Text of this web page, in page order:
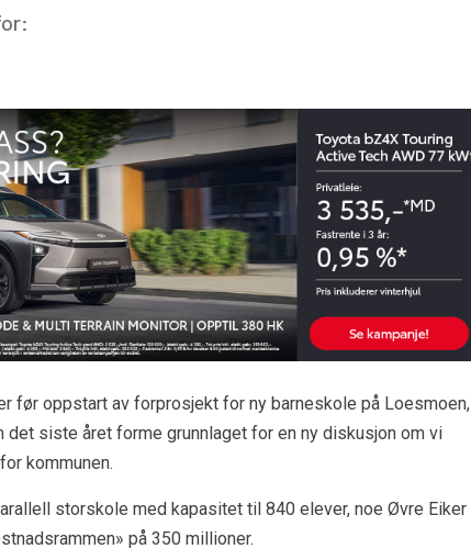
før oppstart av forprosjekt for ny barneskole på Loesmoen,
siste året forme grunnlaget for en ny diskusjon om vi
kommunen.
storskole med kapasitet til 840 elever, noe Øvre Eiker
på 350 millioner.